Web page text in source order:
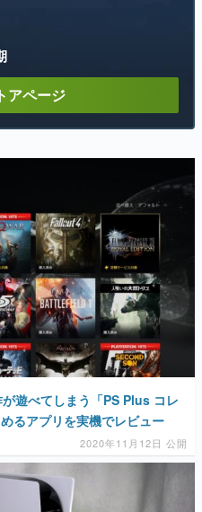
アページ
遊べてしまう「PS Plus コレ
るアプリを実機でレビュー
2020年11月12日 公開